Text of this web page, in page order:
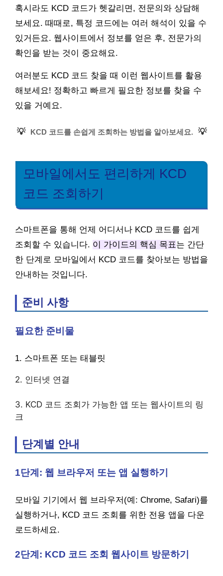
혹시라도 KCD 코드가 헷갈리면, 전문의와 상담해
보세요. 때때로, 특정 코드에는 여러 해석이 있을 수
있거든요. 웹사이트에서 정보를 얻은 후, 전문가의
확인을 받는 것이 중요해요.
여러분도 KCD 코드 찾을 때 이런 웹사이트를 활용
해보세요! 정확하고 빠르게 필요한 정보를 찾을 수
있을 거예요.
💡 KCD 코드를 손쉽게 조회하는 방법을 알아보세요. 💡
모바일에서도 편리하게 KCD
코드 조회하기
스마트폰을 통해 언제 어디서나 KCD 코드를 쉽게
조회할 수 있습니다. 이 가이드의 핵심 목표는 간단
한 단계로 모바일에서 KCD 코드를 찾아보는 방법을
안내하는 것입니다.
준비 사항
필요한 준비물
1. 스마트폰 또는 태블릿
2. 인터넷 연결
3. KCD 코드 조회가 가능한 앱 또는 웹사이트의 링
크
단계별 안내
1단계: 웹 브라우저 또는 앱 실행하기
모바일 기기에서 웹 브라우저(예: Chrome, Safari)를
실행하거나, KCD 코드 조회를 위한 전용 앱을 다운
로드하세요.
2단계: KCD 코드 조회 웹사이트 방문하기